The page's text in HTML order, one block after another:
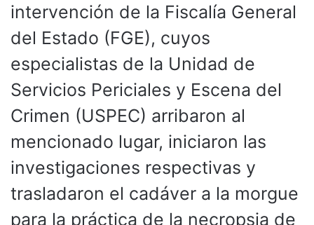
intervención de la Fiscalía General
del Estado (FGE), cuyos
especialistas de la Unidad de
Servicios Periciales y Escena del
Crimen (USPEC) arribaron al
mencionado lugar, iniciaron las
investigaciones respectivas y
trasladaron el cadáver a la morgue
para la práctica de la necropsia de